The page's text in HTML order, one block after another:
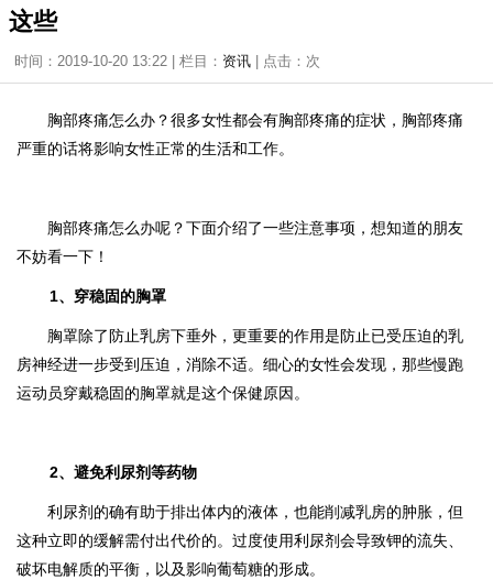
这些
时间：2019-10-20 13:22 | 栏目： 资讯 | 点击： 次
胸部疼痛怎么办？很多女性都会有胸部疼痛的症状，胸部疼痛
严重的话将影响女性正常的生活和工作。
胸部疼痛怎么办呢？下面介绍了一些注意事项，想知道的朋友
不妨看一下！
1、穿稳固的胸罩
胸罩除了防止乳房下垂外，更重要的作用是防止已受压迫的乳
房神经进一步受到压迫，消除不适。细心的女性会发现，那些慢跑
运动员穿戴稳固的胸罩就是这个保健原因。
2、避免利尿剂等药物
利尿剂的确有助于排出体内的液体，也能削减乳房的肿胀，但
这种立即的缓解需付出代价的。过度使用利尿剂会导致钾的流失、
破坏电解质的平衡，以及影响葡萄糖的形成。